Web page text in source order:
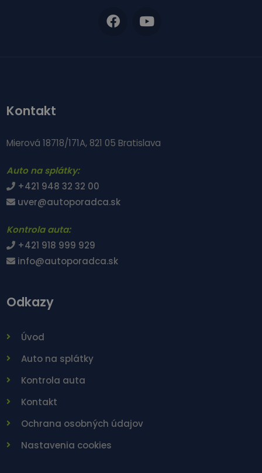
Kontakt
Mierová 18718/171A, 821 05 Bratislava
Auto na splátky:
+421 948 32 32 00
uver@autoporadca.sk
Kontrola auta:
+421 918 999 929
info@autoporadca.sk
Odkazy
Úvod
Auto na splátky
Kontrola auta
Kontakt
Ochrana osobných údajov
Nastavenia cookies